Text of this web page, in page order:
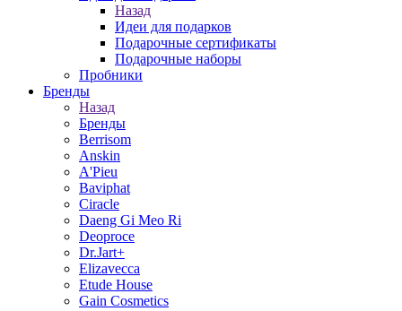
Назад
Идеи для подарков
Подарочные сертификаты
Подарочные наборы
Пробники
Бренды
Назад
Бренды
Berrisom
Anskin
A'Pieu
Baviphat
Ciracle
Daeng Gi Meo Ri
Deoproce
Dr.Jart+
Elizavecca
Etude House
Gain Cosmetics